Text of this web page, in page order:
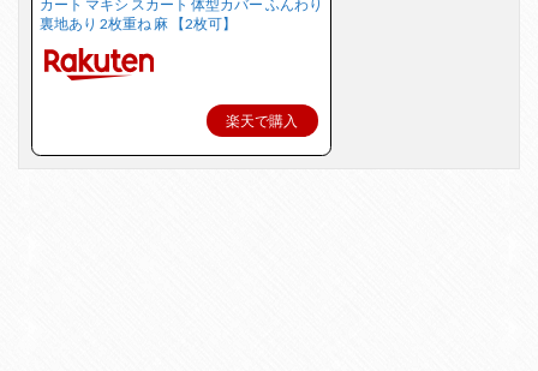
カート マキシ スカート 体型カバー ふんわり
裏地あり 2枚重ね 麻 【2枚可】
楽天で購入